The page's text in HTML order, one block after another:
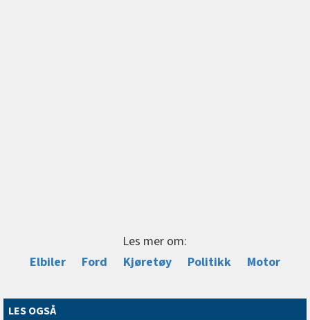
Les mer om:
Elbiler
Ford Kjøretøy Politikk Motor
LES OGSÅ